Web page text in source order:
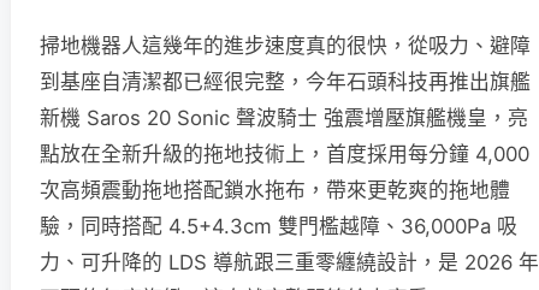
掃地機器人這幾年的進步速度真的很快，從吸力、避障
到基座自清潔都已經很完整，今年石頭科技再推出旗艦
新機 Saros 20 Sonic 聲波騎士 強震增壓旗艦機皇，亮
點放在全新升級的拖地技術上，首度採用每分鐘 4,000
次高頻震動拖地搭配鎖水拖布，帶來更乾爽的拖地體
驗，同時搭配 4.5+4.3cm 雙門檻越障、36,000Pa 吸
力、可升降的 LDS 導航跟三重零纏繞設計，是 2026 年